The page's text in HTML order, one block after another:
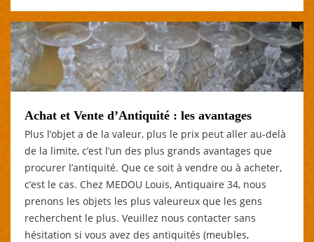
Achat et Vente d’Antiquité : les avantages
Plus l’objet a de la valeur, plus le prix peut aller au-delà
de la limite, c’est l’un des plus grands avantages que
procurer l’antiquité. Que ce soit à vendre ou à acheter,
c’est le cas. Chez MEDOU Louis, Antiquaire 34, nous
prenons les objets les plus valeureux que les gens
recherchent le plus. Veuillez nous contacter sans
hésitation si vous avez des antiquités (meubles,